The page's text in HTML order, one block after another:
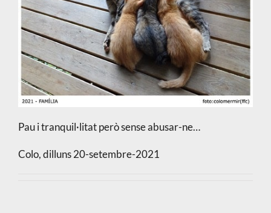
Pau i tranquil·litat però sense abusar-ne…
Colo, dilluns 20-setembre-2021